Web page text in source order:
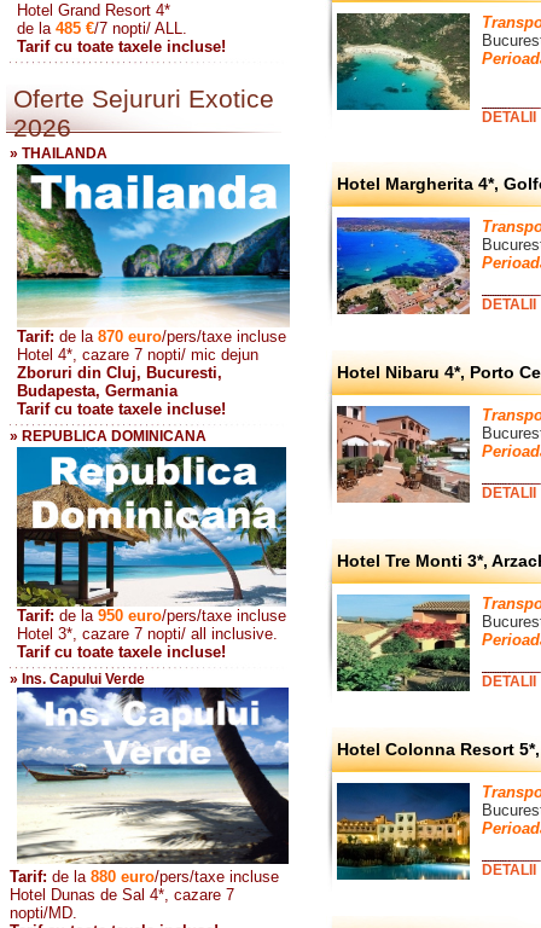
Hotel Grand Resort 4*
de la485 €/7 nopti/ ALL.
Tarif cu toate taxele incluse!
Oferte Sejururi Exotice
2026
» THAILANDA
Tarif: de la 870 euro/pers/taxe incluse
Hotel 4*, cazare 7 nopti/ mic dejun
Zboruri din Cluj, Bucuresti,
Budapesta, Germania
Tarif cu toate taxele incluse!
» REPUBLICA DOMINICANA
Tarif: de la 950 euro/pers/taxe incluse
Hotel 3*, cazare 7 nopti/ all inclusive.
Tarif cu toate taxele incluse!
» Ins. Capului Verde
Tarif: de la 880 euro/pers/taxe incluse
Hotel Dunas de Sal 4*, cazare 7
nopti/MD.
DETALII
Hotel Margherita 4*,
DETALII
Hotel Nibaru 4*, Porto
DETALII
Hotel Tre Monti 3*,
DETALII
Hotel Colonna Resort
DETALII